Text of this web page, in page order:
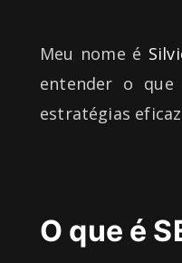
Meu nome é
entender o
estratégias
O que é